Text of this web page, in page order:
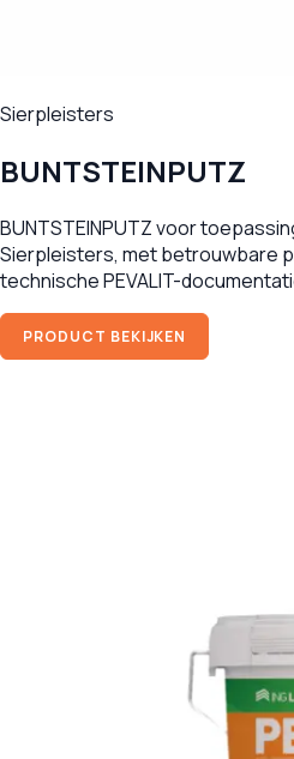
Sierpleisters
BUNTSTEINPUTZ
BUNTSTEINPUTZ voor
Sierpleisters, met betrouwbare
technische PEVALIT-
PRODUCT BEKIJKEN